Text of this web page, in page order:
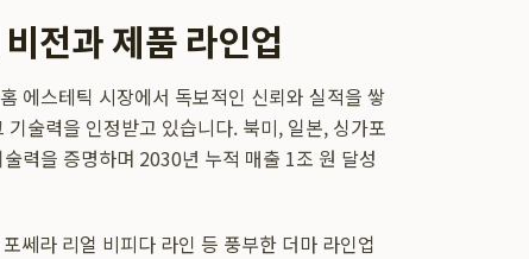
전과 제품 라인업
에스테틱 시장에서 독보적인 신뢰와 실적을 쌓
술력을 인정받고 있습니다. 북미, 일본, 싱가포
력을 증명하며 2030년 누적 매출 1조 원 달성
쎄라 리얼 비피다 라인 등 풍부한 더마 라인업